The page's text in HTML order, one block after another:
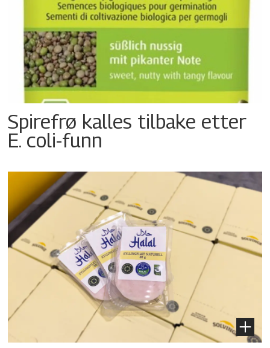
Spirefrø kalles tilbake etter
E. coli-funn